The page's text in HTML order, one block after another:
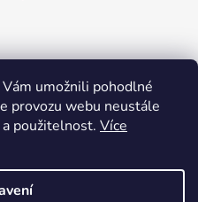
umožnili pohodlné
provozu webu neustále
použitelnost. Více